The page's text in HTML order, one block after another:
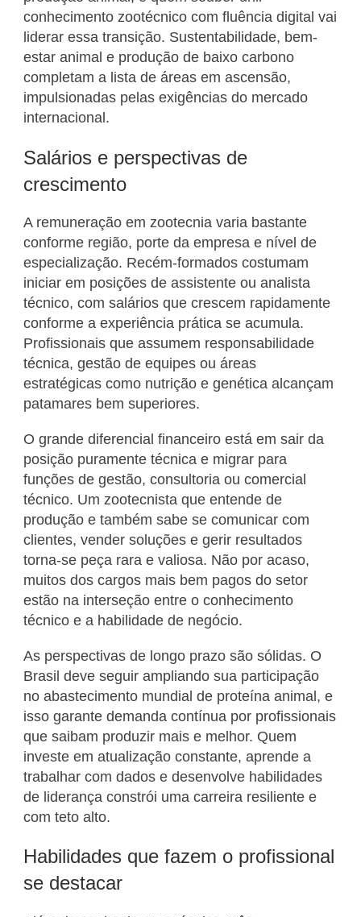
conhecimento zootécnico com fluência digital vai
liderar essa transição. Sustentabilidade, bem-
estar animal e produção de baixo carbono
completam a lista de áreas em ascensão,
impulsionadas pelas exigências do mercado
internacional.
Salários e perspectivas de
crescimento
A remuneração em zootecnia varia bastante
conforme região, porte da empresa e nível de
especialização. Recém-formados costumam
iniciar em posições de assistente ou analista
técnico, com salários que crescem rapidamente
conforme a experiência prática se acumula.
Profissionais que assumem responsabilidade
técnica, gestão de equipes ou áreas
estratégicas como nutrição e genética alcançam
patamares bem superiores.
O grande diferencial financeiro está em sair da
posição puramente técnica e migrar para
funções de gestão, consultoria ou comercial
técnico. Um zootecnista que entende de
produção e também sabe se comunicar com
clientes, vender soluções e gerir resultados
torna-se peça rara e valiosa. Não por acaso,
muitos dos cargos mais bem pagos do setor
estão na interseção entre o conhecimento
técnico e a habilidade de negócio.
As perspectivas de longo prazo são sólidas. O
Brasil deve seguir ampliando sua participação
no abastecimento mundial de proteína animal, e
isso garante demanda contínua por profissionais
que saibam produzir mais e melhor. Quem
investe em atualização constante, aprende a
trabalhar com dados e desenvolve habilidades
de liderança constrói uma carreira resiliente e
com teto alto.
Habilidades que fazem o profissional
se destacar